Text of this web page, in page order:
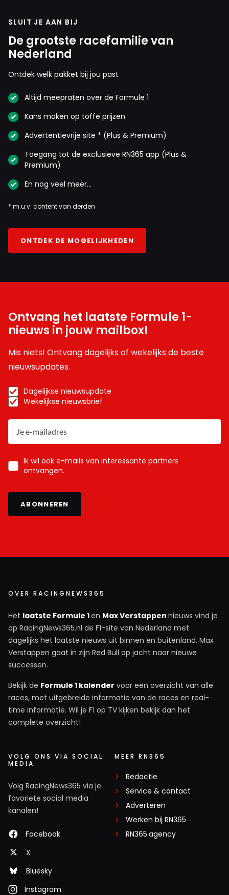
SLUIT JE AAN BIJ
De grootste racefamilie van
Nederland
Ontdek welk pakket bij jou past
Altijd meepraten over de Formule 1
Kans maken op toffe prijzen
Advertentievrije site * (Plus & Premium)
Toegang tot de exclusieve RN365 app (Plus &
Premium)
En nog veel meer…
* m.u.v. content van derden
ONTDEK DE MOGELIJKHEDEN
Ontvang het laatste Formule 1-
nieuws in jouw mailbox!
Mis niets! Ontvang dagelijks of wekelijks de beste
nieuwsupdates.
Dagelijkse nieuwsupdate
Wekelijkse nieuwsbrief
Ik wil ook e-mails van interessante partners
ontvangen.
ABONNEREN
OVER RACINGNEWS365
Het laatste Formule 1en Max Verstappen nieuws vind je
op RacingNews365.nl de F1-site van Nederland met
dagelijks het laatste nieuws uit binnen en buitenland. Max
Verstappen gaat in zijn Red Bull op jacht naar nieuwe
successen.
Bekijk de Formule 1 kalender voor een overzicht van alle
races, met uitgebreide informatie van de races en real-
time informatie. Wil je F1 op TV kijken bekijk dan het
complete overzicht!
VOLG ONS VIA SOCIAL
MEDIA
Volg RacingNews365 via je
favoriete social media
kanalen!
Facebook
X
Bluesky
Instagram
MEER RN365
Redactie
Service & contact
Adverteren
Werken bij RN365
RN365.agency